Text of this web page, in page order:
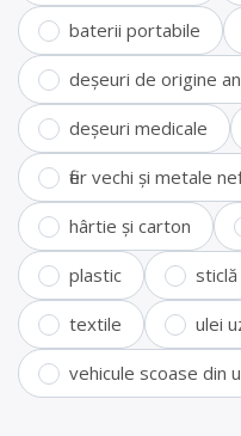
baterii portabile
deșeuri de origine
deșeuri medicale
fier vechi și metale
hârtie și carton
plastic sticlă
textile ulei
vehicule scoase din